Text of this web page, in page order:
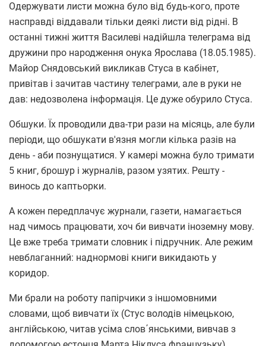
Одержувати листи можна було від будь-кого, проте
насправді віддавали тільки деякі листи від рідні. В
останні тижні життя Василеві надійшла телеграма від
дружини про народження онука Ярослава (18.05.1985).
Майор Снядовський викликав Стуса в кабінет,
привітав і зачитав частину телеграми, але в руки не
дав: недозволена інформація. Це дуже обурило Стуса.
Обшуки. Їх проводили два-три рази на місяць, але були
періоди, що обшукати в'язня могли кілька разів на
день - аби познущатися. У камері можна було тримати
5 книг, брошур і журналів, разом узятих. Решту -
винось до каптьорки.
А кожен передплачує журнали, газети, намагається
над чимось працювати, хоч би вивчати іноземну мову.
Це вже треба тримати словник і підручник. Але режим
невблаганний: наднормові книги викидають у
коридор.
Ми брали на роботу папірчики з іншомовними
словами, щоб вивчати їх (Стус володів німецькою,
англійською, читав усіма слов΄янськими, вивчав з